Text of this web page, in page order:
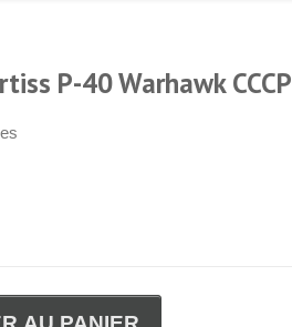
P-40 Warhawk CCCP